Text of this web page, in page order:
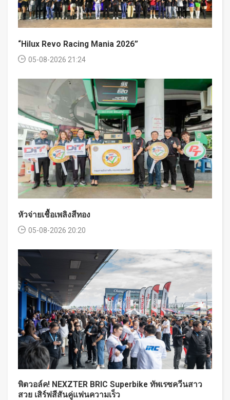
“Hilux Revo Racing Mania 2026”
05-08-2026 21:24
หัวจ่ายเชื้อเพลิงสีทอง
05-08-2026 20:20
พิตวอล์ค! NEXZTER BRIC Superbike ทัพเรซควีนสาว
สวย เสิร์ฟสีสันคู่แฟนความเร็ว